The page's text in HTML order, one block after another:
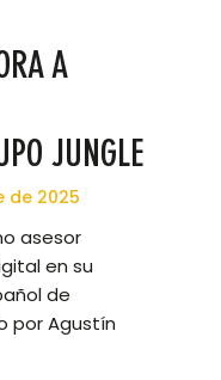
A
JUNGLE
de 2025
asesor
en su
de
por Agustín